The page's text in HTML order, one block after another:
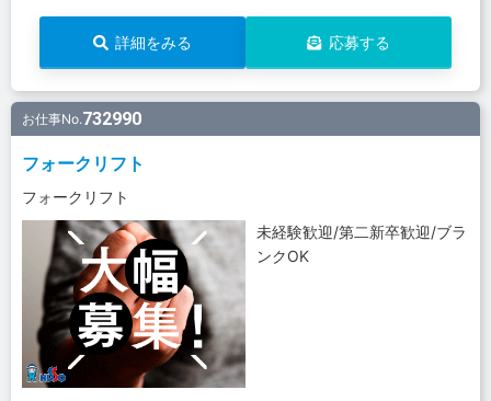
詳細をみる 応募する
お仕事No.732990
フォークリフト
フォークリフト
未経験歓迎/第二新卒歓迎/ブラ
ンクOK